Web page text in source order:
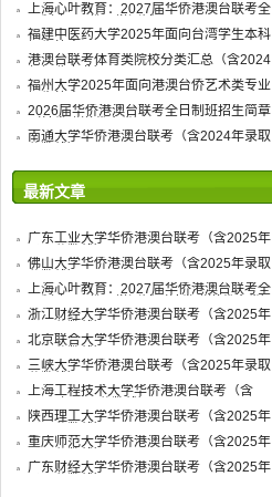
上海心叶教育：2027届华侨港澳台联考全
福建中医药大学2025年面向台湾学生本科
港澳台联考体育类院校分类汇总（含2024
福州大学2025年面向港澳台侨艺术类专业
2026届华侨港澳台联考全日制班招生简章
南通大学华侨港澳台联考（含2024年录取
最新文章
广东工业大学华侨港澳台联考（含2025年
佛山大学华侨港澳台联考（含2025年录取
上海心叶教育：2027届华侨港澳台联考全
浙江财经大学华侨港澳台联考（含2025年
北京联合大学华侨港澳台联考（含2025年
三峡大学华侨港澳台联考（含2025年录取
上海工程技术大学华侨港澳台联考（含
陕西理工大学华侨港澳台联考（含2025年
重庆师范大学华侨港澳台联考（含2025年
广东财经大学华侨港澳台联考（含2025年